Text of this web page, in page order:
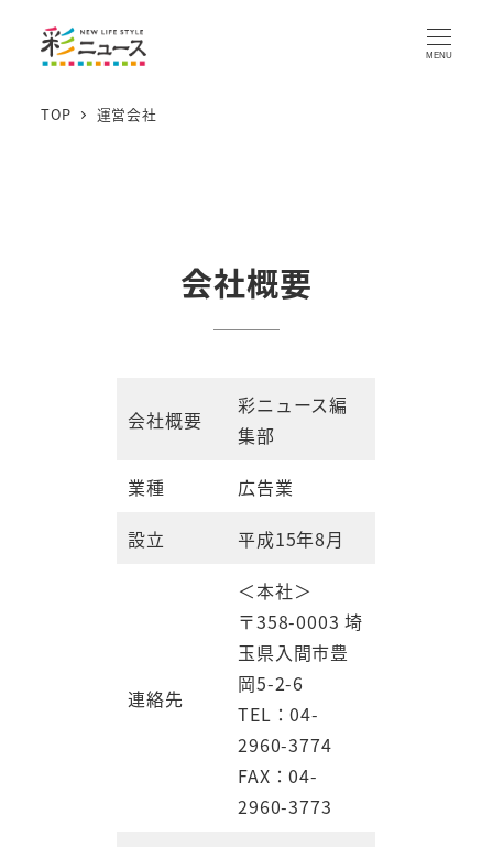
MENU
TOP 運営会社
会社概要
会社概要
彩ニュース編
集部
業種
広告業
設立
平成15年8月
連絡先
＜本社＞
〒358-0003 埼
玉県入間市豊
岡5-2-6
TEL：04-
2960-3774
FAX：04-
2960-3773